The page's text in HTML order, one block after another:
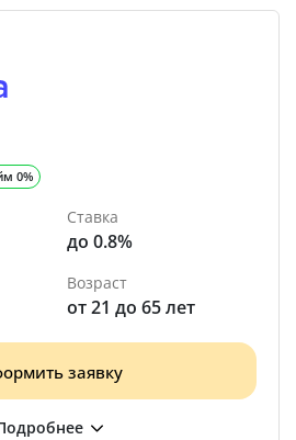
0%
Ставка
до 0.8%
Возраст
от 21 до 65 лет
заявку